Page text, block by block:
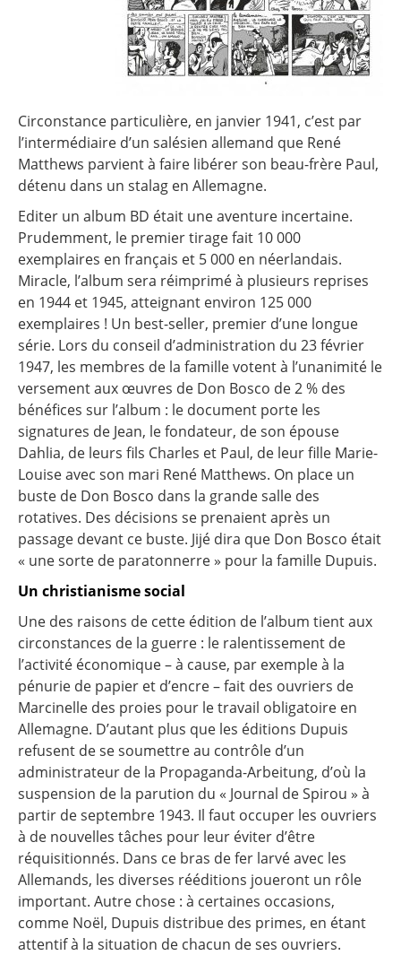
Circonstance particulière, en janvier 1941, c’est par
l’intermédiaire d’un salésien allemand que René
Matthews parvient à faire libérer son beau-frère Paul,
détenu dans un stalag en Allemagne.
Editer un album BD était une aventure incertaine.
Prudemment, le premier tirage fait 10 000
exemplaires en français et 5 000 en néerlandais.
Miracle, l’album sera réimprimé à plusieurs reprises
en 1944 et 1945, atteignant environ 125 000
exemplaires ! Un best-seller, premier d’une longue
série. Lors du conseil d’administration du 23 février
1947, les membres de la famille votent à l’unanimité le
versement aux œuvres de Don Bosco de 2 % des
bénéfices sur l’album : le document porte les
signatures de Jean, le fondateur, de son épouse
Dahlia, de leurs fils Charles et Paul, de leur fille Marie-
Louise avec son mari René Matthews. On place un
buste de Don Bosco dans la grande salle des
rotatives. Des décisions se prenaient après un
passage devant ce buste. Jijé dira que Don Bosco était
« une sorte de paratonnerre » pour la famille Dupuis.
Un christianisme social
Une des raisons de cette édition de l’album tient aux
circonstances de la guerre : le ralentissement de
l’activité économique – à cause, par exemple à la
pénurie de papier et d’encre – fait des ouvriers de
Marcinelle des proies pour le travail obligatoire en
Allemagne. D’autant plus que les éditions Dupuis
refusent de se soumettre au contrôle d’un
administrateur de la Propaganda-Arbeitung, d’où la
suspension de la parution du « Journal de Spirou » à
partir de septembre 1943. Il faut occuper les ouvriers
à de nouvelles tâches pour leur éviter d’être
réquisitionnés. Dans ce bras de fer larvé avec les
Allemands, les diverses rééditions joueront un rôle
important. Autre chose : à certaines occasions,
comme Noël, Dupuis distribue des primes, en étant
attentif à la situation de chacun de ses ouvriers.